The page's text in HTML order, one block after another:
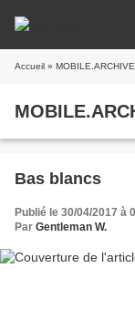
Accueil »
Bas blancs
Publié le 30/04/2017 à
Par Gentleman W.